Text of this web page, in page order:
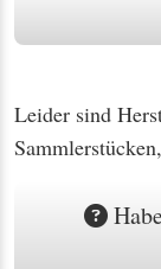
Leider sind